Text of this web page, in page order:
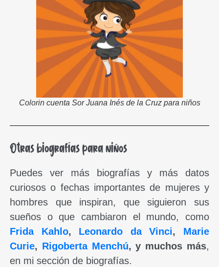
Colorin cuenta Sor Juana Inés de la Cruz para niños
Otras biografías para niños
Puedes ver más biografías y más datos
curiosos o fechas importantes de mujeres y
hombres que inspiran, que siguieron sus
sueños o que cambiaron el mundo, como
Frida Kahlo, Leonardo da Vinci, Marie
Curie, Rigoberta Menchú, y muchos más,
en mi sección de biografías.